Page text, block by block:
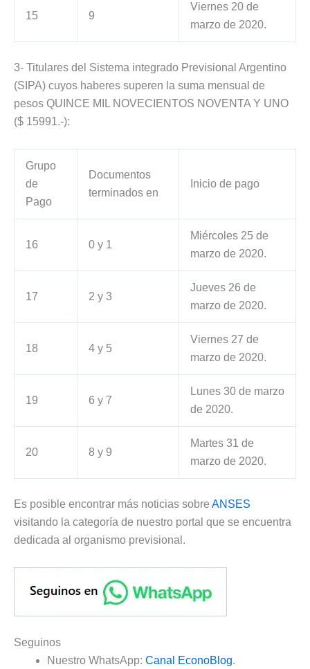
15 9
Viernes 20 de
marzo de 2020.
3- Titulares del Sistema integrado Previsional Argentino
(SIPA) cuyos haberes superen la suma mensual de
pesos QUINCE MIL NOVECIENTOS NOVENTA Y UNO
($ 15991.-):
Grupo
de
Pago
Documentos
terminados en
Inicio de pago
16 0 y 1
Miércoles 25 de
marzo de 2020.
17 2 y 3
Jueves 26 de
marzo de 2020.
18 4 y 5
Viernes 27 de
marzo de 2020.
19 6 y 7
Lunes 30 de marzo
de 2020.
20 8 y 9
Martes 31 de
marzo de 2020.
Es posible encontrar más noticias sobre ANSES
visitando la categoría de nuestro portal que se encuentra
dedicada al organismo previsional.
Seguinos
Nuestro WhatsApp: Canal EconoBlog.